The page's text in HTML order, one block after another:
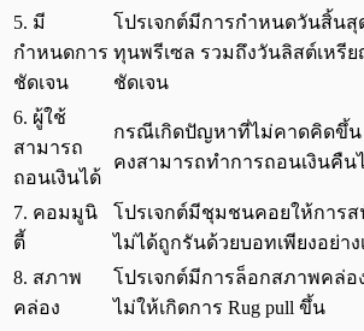
5. มี
กำหนดการ
ชัดเจน
โปรเจกต์มีการกำหนดวันสิ้นสุ
ทุนพรีเซล รวมถึงวันลิสต์เหรี
ชัดเจน
6. ผู้ใช้
สามารถ
ถอนเงินได้
กรณีเกิดปัญหาที่ไม่คาดคิดขึ้น
คงสามารถทำการถอนเงินคืน
7. คอมมูนิ
ตี้
โปรเจกต์มีชุมชนคอยให้การ
ไม่ได้ถูกรันด้วยบอทเพียงอย่าง
8. สภาพ
คล่อง
โปรเจกต์มีการล็อกสภาพคล่อ
ไม่ให้เกิดการ Rug pull ขึ้น